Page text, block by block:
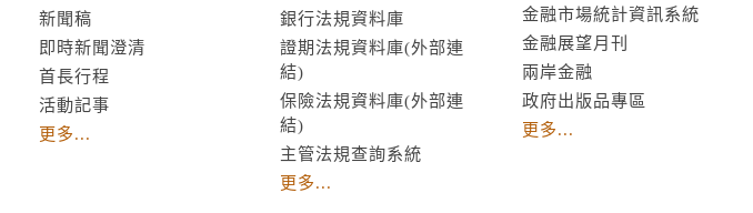
新聞稿
即時新聞澄清
首長行程
活動記事
更多...
銀行法規資料庫
證期法規資料庫(外部連
結)
保險法規資料庫(外部連
結)
主管法規查詢系統
更多...
金融市場統計資訊系統
金融展望月刊
兩岸金融
政府出版品專區
更多...